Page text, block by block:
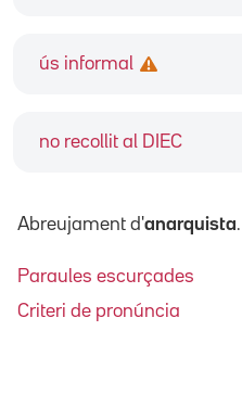
ús informal
no recollit al DIEC
Abreujament d'anarquista.
Paraules escurçades
Criteri de pronúncia